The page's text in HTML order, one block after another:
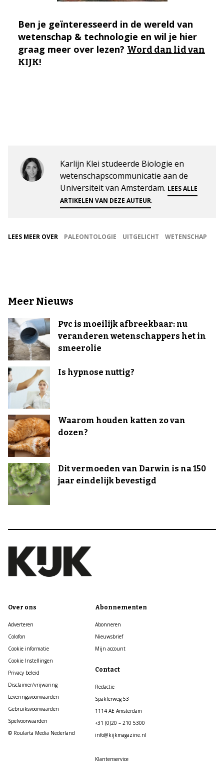
Ben je geïnteresseerd in de wereld van
wetenschap & technologie en wil je hier
graag meer over lezen? Word dan lid van
KIJK!
Karlijn Klei studeerde Biologie en
wetenschapscommunicatie aan de
Universiteit van Amsterdam. LEES ALLE
ARTIKELEN VAN DEZE AUTEUR.
LEES MEER OVER PALEONTOLOGIE UITGELICHT WETENSCHAP
Meer Nieuws
Pvc is moeilijk afbreekbaar: nu
veranderen wetenschappers het in
smeerolie
Is hypnose nuttig?
Waarom houden katten zo van
dozen?
Dit vermoeden van Darwin is na 150
jaar eindelijk bevestigd
Over ons
Adverteren
Colofon
Cookie informatie
Cookie Instellingen
Privacy beleid
Disclaimer/vrijwaring
Leveringsvoorwaarden
Gebruiksvoorwaarden
Spelvoorwaarden
© Roularta Media Nederland
Abonnementen
Abonneren
Nieuwsbrief
Mijn account
Contact
Redactie
Spaklerweg 53
1114 AE Amsterdam
+31 (0)20 – 210 5300
info@kijkmagazine.nl
Klantenservice